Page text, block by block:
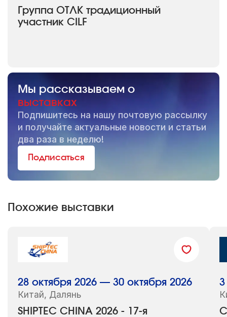
Группа ОТЛК традиционный
участник CILF
Мы рассказываем о
выставках
Подпишитесь на нашу почтовую рассылку
и получайте актуальные новости и статьи
два раза в неделю!
Подписаться
Похожие выставки
SHIPTEC CHINA 2026 - 17-я
28 октября 2026 — 30 октября 2026
Китай, Далянь